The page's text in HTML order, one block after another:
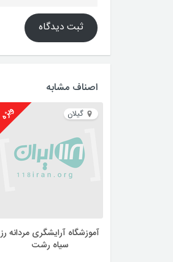
ثبت دیدگاه
اصناف مشابه
گیلان ویژه
آموزشگاه آرایشگری مردانه رز
سیاه رشت